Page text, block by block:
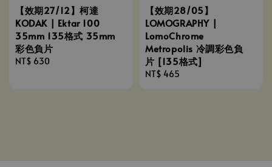
【效期27/12】柯達
KODAK | Ektar 100
35mm 135格式 35mm
彩色負片
Regular
NT$ 630
【效期28/05】
LOMOGRAPHY |
LomoChrome
Metropolis 冷調彩色負
片 [135格式]
Regular
NT$ 465